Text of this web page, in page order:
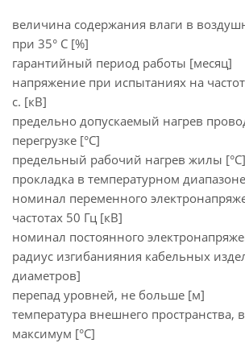
величина содержания влаги в
при 35° C [%]
гарантийный период работы [месяц]
напряжение при испытаниях на
с. [кВ]
предельно допускаемый нагрев
перегрузке [°С]
предельный рабочий нагрев жилы [°С]
прокладка в температурном
номинал переменного
частотах 50 Гц [кВ]
номинал постоянного
радиус изгибанияния кабельных
диаметров]
перепад уровней, не больше [м]
температура внешнего пространства,
максимум [°C]